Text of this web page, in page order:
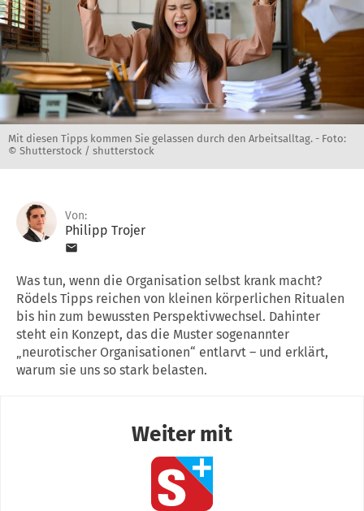
Mit diesen Tipps kommen Sie gelassen durch den Arbeitsalltag. - Foto:
© Shutterstock / shutterstock
Von:
Philipp Trojer
Was tun, wenn die Organisation selbst krank macht?
Rödels Tipps reichen von kleinen körperlichen Ritualen
bis hin zum bewussten Perspektivwechsel. Dahinter
steht ein Konzept, das die Muster sogenannter
„neurotischer Organisationen“ entlarvt – und erklärt,
warum sie uns so stark belasten.